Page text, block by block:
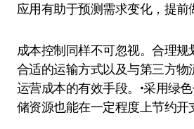
应用有助于预测需求变化，提前
成本控制同样不可忽视。合理规
合适的运输方式以及与第三方物
运营成本的有效手段。•采用绿
储资源也能在一定程度上节约开